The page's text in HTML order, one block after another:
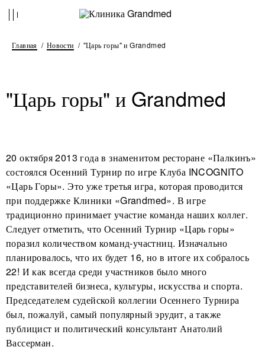
Главная Новости "Царь горы" и Grandmed
"Царь горы" и Grandmed
20 октября 2013 года в знаменитом ресторане «Палкинъ»
состоялся Осенний Турнир по игре Клуба INCOGNITO
«Царь Горы». Это уже третья игра, которая проводится
при поддержке Клиники «Grandmed». В игре
традиционно принимает участие команда наших коллег.
Следует отметить, что Осенний Турнир «Царь горы»
поразил количеством команд-участниц. Изначально
планировалось, что их будет 16, но в итоге их собралось
22! И как всегда среди участников было много
представителей бизнеса, культуры, искусства и спорта.
Председателем судейской коллегии Осеннего Турнира
был, пожалуй, самый популярный эрудит, а также
публицист и политический консультант Анатолий
Вассерман.